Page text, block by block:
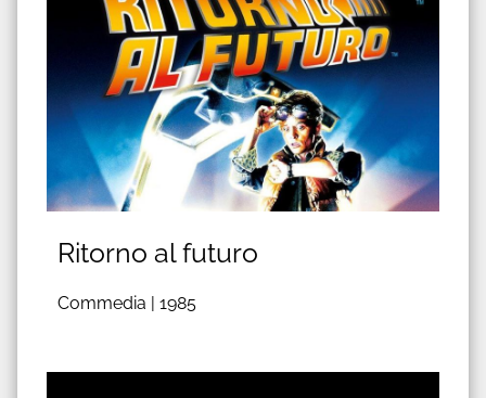
Ritorno al futuro
Commedia | 1985